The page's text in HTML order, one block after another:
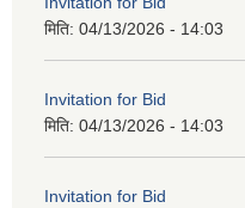
मिति: 04/13/2026 - 14:03
Invitation for Bid
मिति: 04/13/2026 - 14:03
Invitation for Bid